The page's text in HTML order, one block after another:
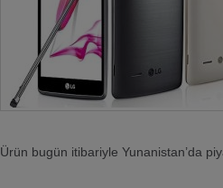
Ürün bugün itibariyle Yunanistan’da